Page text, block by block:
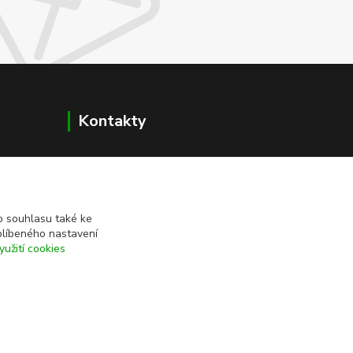
Kontakty
+420 608 400 554
ekohas@ekohas.cz
souhlasu také ke
nastavení
cookies